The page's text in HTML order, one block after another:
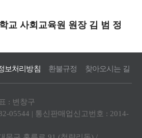
교 사회교육원 원장 김 범 정
보처리방침 환불규정 찾아오시는 길
: 변창구
05544 | 통신판매업신고번호 : 2014-